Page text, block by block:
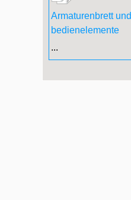
Armaturenbrett und
bedienelemente
...